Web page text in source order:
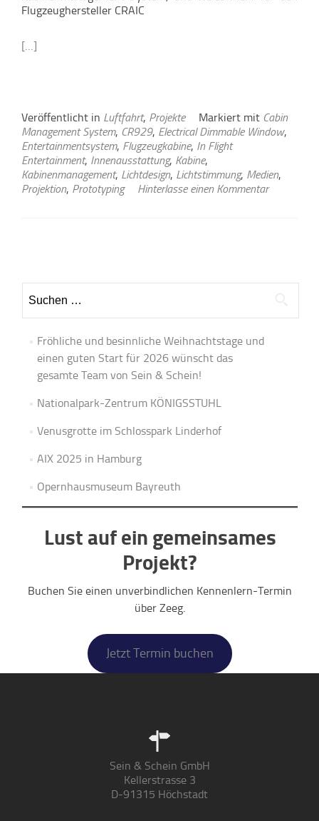
Flugzeughersteller CRAIC
[…]
Veröffentlicht in Luftfahrt, Projekte Markiert mit Cabin
Management System, CR929, Electrical Dimmable Window,
Entertainmentsystem, Flugzeugkabine, In Flight
Entertainment, Innenausstattung, Kabine,
Kabinenmanagement, Lichtdesign, Lichtstimmung, Medien,
Projektion, Prototyping Hinterlasse einen Kommentar
Navigation
nach:
Fröhliche und besinnliche Weihnachtstage und
einen guten Start für 2026 wünscht das
gesamte Team von Sein & Schein!
Nationalpark-Zentrum KÖNIGSSTUHL
Venusgrotte im Schlosspark Linderhof
AIX 2025 in Hamburg
Opernhausmuseum Bayreuth
Lust auf ein gemeinsames
Projekt?
Buchen Sie einen unverbindlichen Kennenlern-Termin
über Zeeg.
Jetzt Termin buchen
Sein & Schein GmbH
Kellerstrasse 3
D-91315 Höchstadt